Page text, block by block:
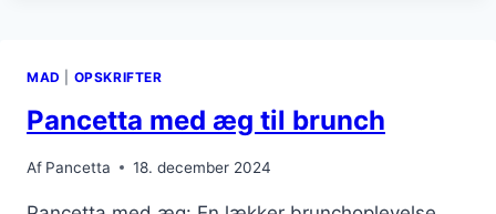
MAD OPSKRIFTER
Pancetta med æg til brunch
Af Pancetta 18. december 2024